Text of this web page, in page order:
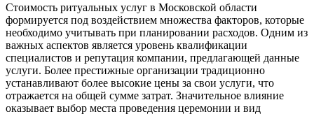
Стоимость ритуальных услуг в Московской области
формируется под воздействием множества факторов, которые
необходимо учитывать при планировании расходов. Одним из
важных аспектов является уровень квалификации
специалистов и репутация компании, предлагающей данные
услуги. Более престижные организации традиционно
устанавливают более высокие цены за свои услуги, что
отражается на общей сумме затрат. Значительное влияние
оказывает выбор места проведения церемонии и вид